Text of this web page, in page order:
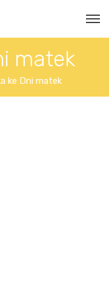
matek
ke Dni matek